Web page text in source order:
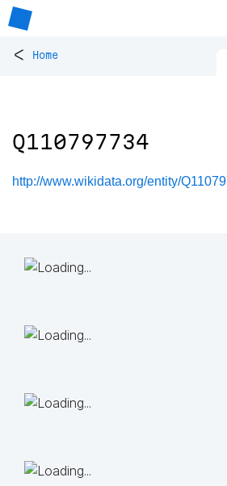
< Home
Q110797734
http://www.wikidata.org/entity/